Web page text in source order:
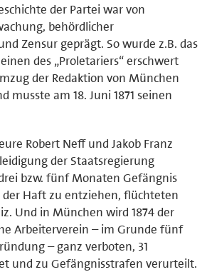
der Partei war von
behördlicher
Zensur geprägt. So wurde z.B. das
des „Proletariers“ erschwert
der Redaktion von München
musste am 18. Juni 1871 seinen
Robert Neff und Jakob Franz
der Staatsregierung
bzw. fünf Monaten Gefängnis
Haft zu entziehen, flüchteten
Und in München wird 1874 der
Arbeiterverein – im Grunde fünf
– ganz verboten, 31
und zu Gefängnisstrafen verurteilt.